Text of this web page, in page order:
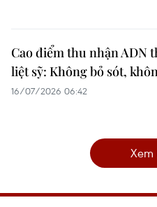
Cao điểm thu nhận ADN
liệt sỹ: Không bỏ sót,
16/07/2026 06:42
Xem